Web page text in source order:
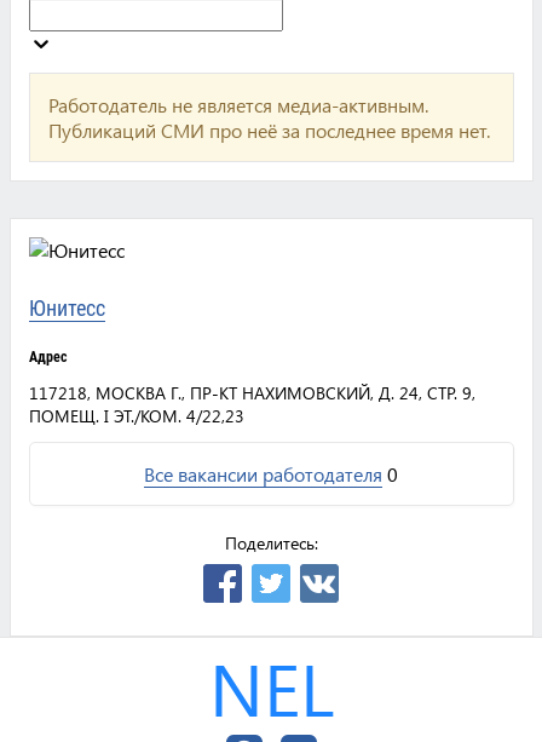
Работодатель не является медиа-активным.
Публикаций СМИ про неё за последнее время нет.
Юнитесс
Адрес
117218, МОСКВА Г., ПР-КТ НАХИМОВСКИЙ, Д. 24, СТР. 9,
ПОМЕЩ. I ЭТ./КОМ. 4/22,23
Все вакансии работодателя 0
Поделитесь:
NEL